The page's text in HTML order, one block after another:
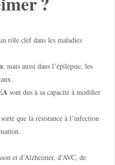
rôle clef dans les maladies
, mais aussi dans l’épilepsie, les
sont dus à sa capacité à modifier
que la résistance à l’infection
et d’Alzheimer, d’AVC, de